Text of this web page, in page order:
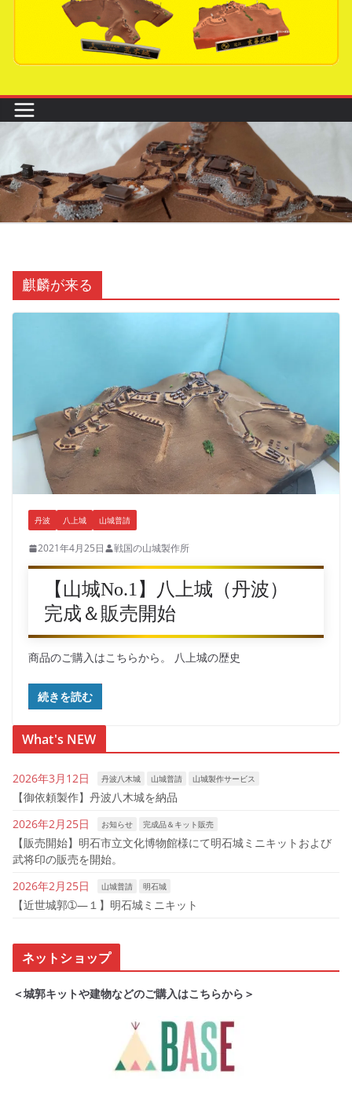
麒麟が来る
丹波 八上城 山城普請
2021年4月25日 戦国の山城製作所
【山城No.1】八上城（丹波）
完成＆販売開始
商品のご購入はこちらから。 八上城の歴史
続きを読む
What's NEW
2026年3月12日 丹波八木城 山城普請 山城製作サービス
【御依頼製作】丹波八木城を納品
2026年2月25日
お知らせ 完成品＆キット販売
【販売開始】明石市立文化博物館様にて明石城ミニキットおよび
武将印の販売を開始。
2026年2月25日
山城普請 明石城
【近世城郭➀―１】明石城ミニキット
ネットショップ
＜城郭キットや建物などのご購入はこちらから＞